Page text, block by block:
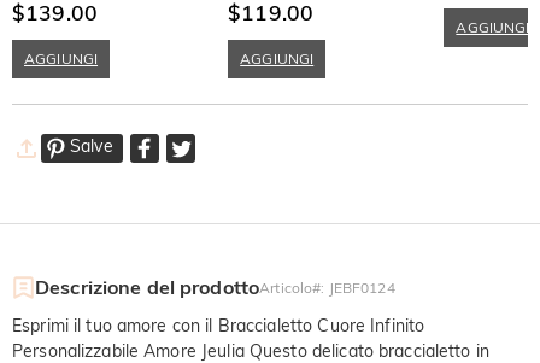
$139.00
AGGIUNGI
$119.00
AGGIUNGI
AGGIUNGI
Salve
Descrizione del prodottoArticolo#: JEBF0124
Esprimi il tuo amore con il Braccialetto Cuore Infinito
Personalizzabile Amore Jeulia Questo delicato braccialetto in